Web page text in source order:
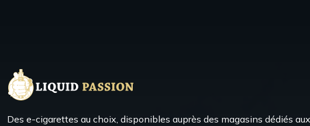
Des e-cigarettes au choix, disponibles auprès des magasins dédiés